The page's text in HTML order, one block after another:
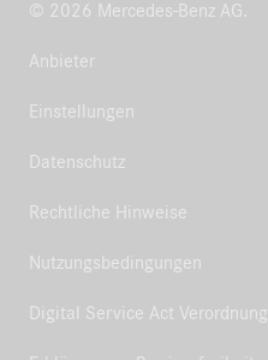
© 2026 Mercedes-Benz AG.
Anbieter
Einstellungen
Datenschutz
Rechtliche Hinweise
Nutzungsbedingungen
Digital Service Act Verordnung